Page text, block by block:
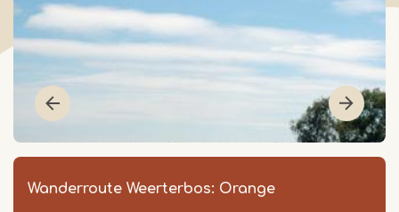
Wanderroute Weerterbos: Orange